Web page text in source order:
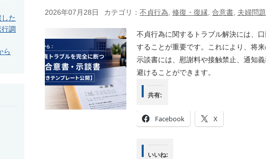
2026年07月28日 カテゴリ： 不貞行為 修復・復縁 合意書 夫婦問
不貞行為に関するトラブル解決には、
することが重要です。これにより、将
示談書には、慰謝料や接触禁止、通知
避けることができます。
共有:
Facebook X
いいね:
た
調
ら